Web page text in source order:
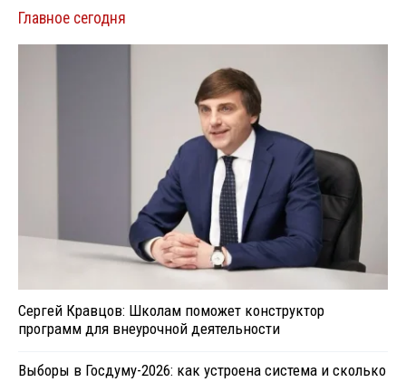
Главное сегодня
Сергей Кравцов: Школам поможет конструктор
программ для внеурочной деятельности
Выборы в Госдуму-2026: как устроена система и сколько